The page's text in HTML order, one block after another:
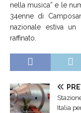
nella musica” e le
34enne di
nazionale estiva un
raffinato.
Italia